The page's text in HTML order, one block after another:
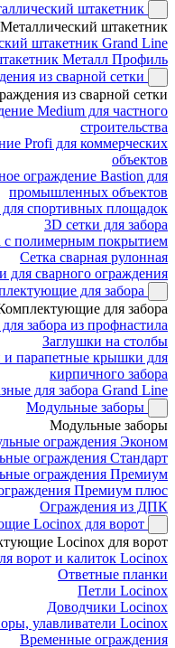
штакетник
Металлический штакетник
штакетник Grand Line
Металл Профиль
из сварной сетки
из сварной сетки
Medium для частного
строительства
Profi для коммерческих
объектов
ограждение Bastion для
промышленных объектов
спортивных площадок
3D сетки для забора
с полимерным покрытием
Сетка сварная рулонная
для сварного ограждения
для забора
для забора
забора из профнастила
Заглушки на столбы
и парапетные крышки для
кирпичного забора
для забора Grand Line
Модульные заборы
Модульные заборы
ограждения Эконом
ограждения Стандарт
ограждения Премиум
Премиум плюс
Ограждения из ДПК
Locinox для ворот
Locinox для ворот
ворот и калиток Locinox
Ответные планки
Петли Locinox
Доводчики Locinox
улавливатели Locinox
Временные ограждения